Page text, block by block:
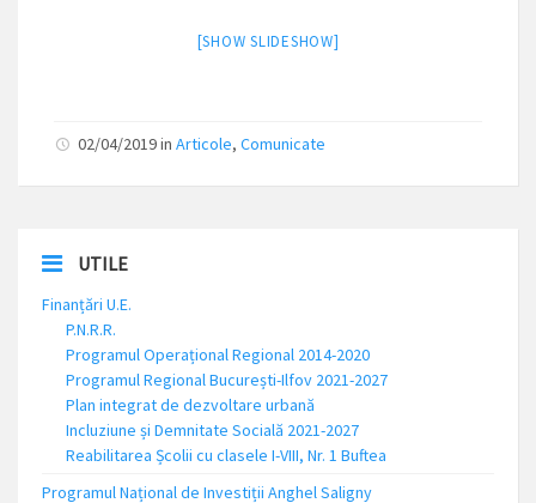
[SHOW SLIDESHOW]
02/04/2019in Articole, Comunicate
UTILE
Finanțări U.E.
P.N.R.R.
Programul Operațional Regional 2014-2020
Programul Regional București-Ilfov 2021-2027
Plan integrat de dezvoltare urbană
Incluziune și Demnitate Socială 2021-2027
Reabilitarea Școlii cu clasele I-VIII, Nr. 1 Buftea
Programul Național de Investiții Anghel Saligny